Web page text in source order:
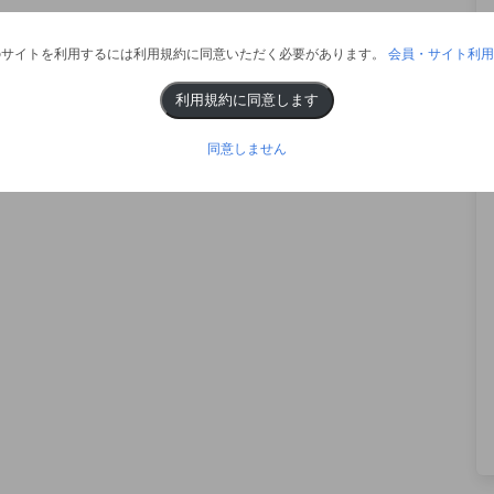
イトを利用するには利用規約に同意いただく必要があります。 会員・サイト利
利用規約に同意します
同意しません